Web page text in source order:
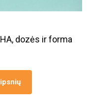
dozės ir forma